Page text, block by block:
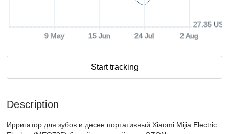
9 May 15 Jun 24 Jul 2 Aug
27.35 USD
Start tracking
Description
Ирригатор для зубов и десен портативный Xiaomi Mijia Electric